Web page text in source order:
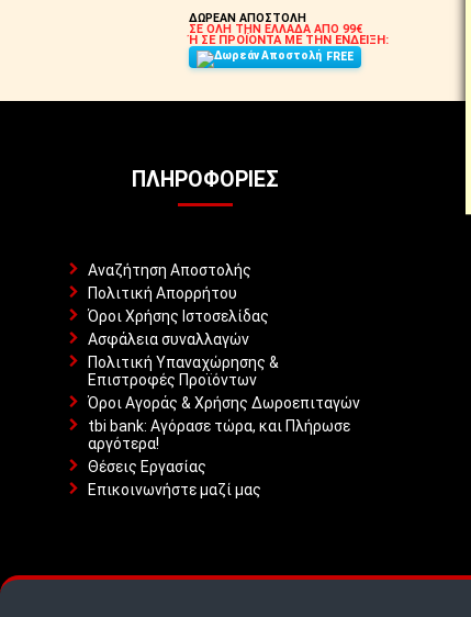
ΔΩΡΕΑΝ ΑΠΟΣΤΟΛΗ
ΣΕ ΟΛΗ ΤΗΝ ΕΛΛΑΔΑ ΑΠΟ 99€
Ή ΣΕ ΠΡΟΪΟΝΤΑ ΜΕ ΤΗΝ ΕΝΔΕΙΞΗ:
FREE
ΠΛΗΡΟΦΟΡΊΕΣ
Αναζήτηση Αποστολής
Πολιτική Απορρήτου
Όροι Χρήσης Ιστοσελίδας
Ασφάλεια συναλλαγών
Πολιτική Υπαναχώρησης &
Επιστροφές Προϊόντων
Όροι Αγοράς & Χρήσης Δωροεπιταγών
tbi bank: Αγόρασε τώρα, και Πλήρωσε
αργότερα!
Θέσεις Εργασίας
Επικοινωνήστε μαζί μας